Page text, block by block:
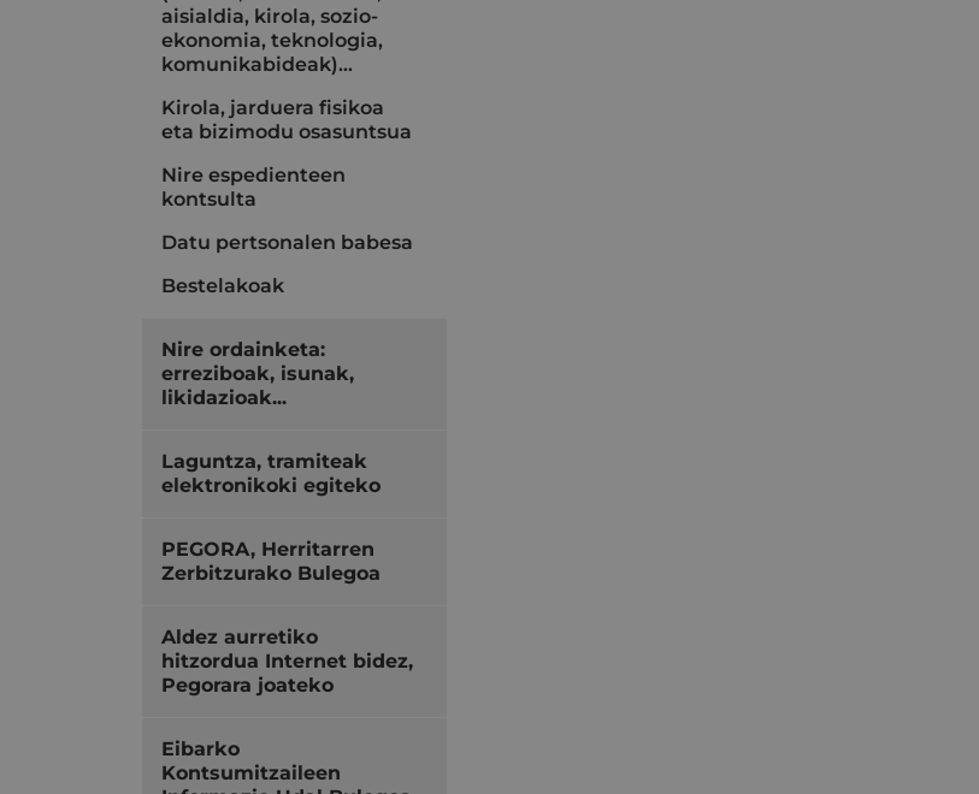
aisialdia, kirola, sozio-
ekonomia, teknologia,
komunikabideak)…
Kirola, jarduera fisikoa
eta bizimodu osasuntsua
Nire espedienteen
kontsulta
Datu pertsonalen babesa
Bestelakoak
Nire ordainketa:
erreziboak, isunak,
likidazioak...
Laguntza, tramiteak
elektronikoki egiteko
PEGORA, Herritarren
Zerbitzurako Bulegoa
Aldez aurretiko
hitzordua Internet bidez,
Pegorara joateko
Eibarko
Kontsumitzaileen